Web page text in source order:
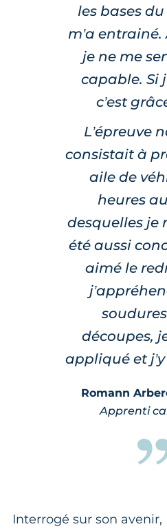
les bases
m’a
je ne me
capable. Si
c’est
L’épreuve
consistait à
aile de
heures
desquelles je
été aussi
aimé le
découpes,
appliqué et
Romann
Apprenti
Interrogé sur son